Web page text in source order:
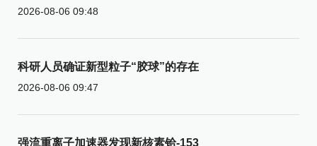
2026-08-06 09:48
科研人员确证新型粒子“胶球”的存在
2026-08-06 09:47
强流重离子加速器发现新核素铪-153